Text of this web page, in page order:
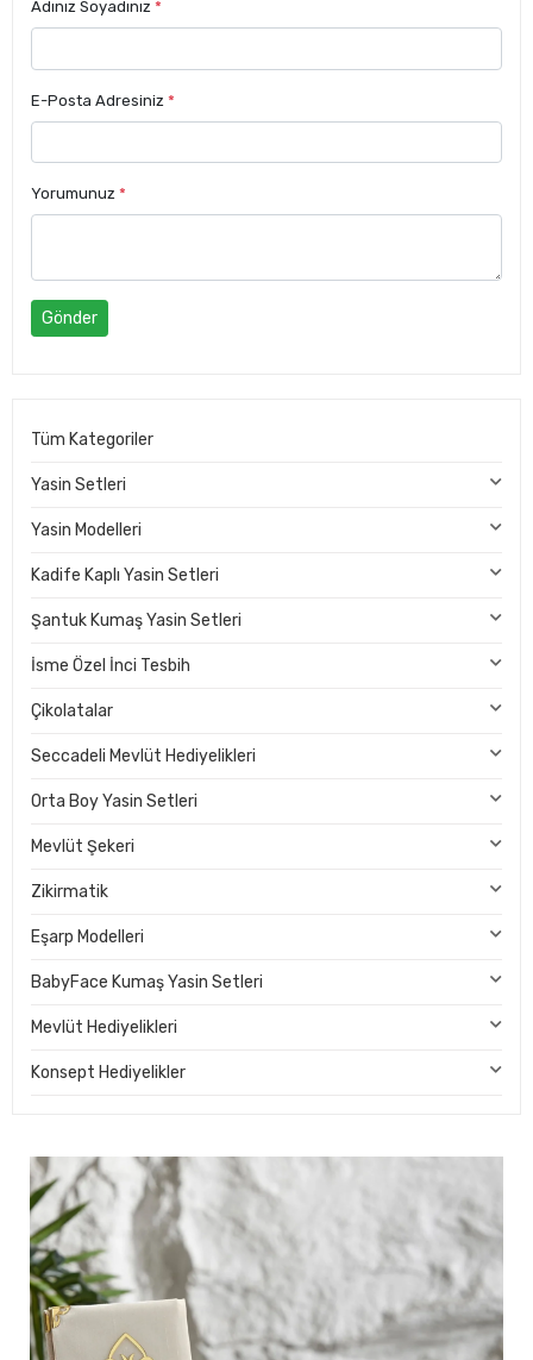
Adınız Soyadınız *
E-Posta Adresiniz *
Yorumunuz *
Gönder
Tüm Kategoriler
Yasin Setleri
Yasin Modelleri
Kadife Kaplı Yasin Setleri
Şantuk Kumaş Yasin Setleri
İsme Özel İnci Tesbih
Çikolatalar
Seccadeli Mevlüt Hediyelikleri
Orta Boy Yasin Setleri
Mevlüt Şekeri
Zikirmatik
Eşarp Modelleri
BabyFace Kumaş Yasin Setleri
Mevlüt Hediyelikleri
Konsept Hediyelikler